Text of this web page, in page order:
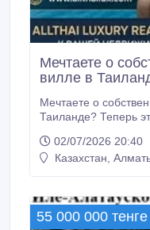
Мечтаете о
вилле в
Мечтаете о
Таиланде? Теперь
предлагает
возможность
в тайском банке.
02/07/2026 20:40
Казахстан,
55 000 000 тенге